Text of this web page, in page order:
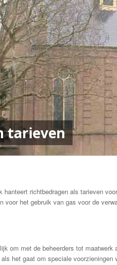
tarieven
hanteert richtbedragen als tarieven
voor het gebruik van gas voor de
om met de beheerders tot
het gaat om speciale voorzieningen